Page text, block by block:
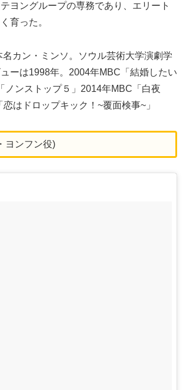
ヨングループの専務であり、エリート
育った。
カン・ミンソ。ソウル芸術大学演劇学
ーは1998年。2004年MBC「結婚したい
ノンストップ５」2014年MBC「白夜
はドロップキック！~覆面検事~」
ヨンフン役)